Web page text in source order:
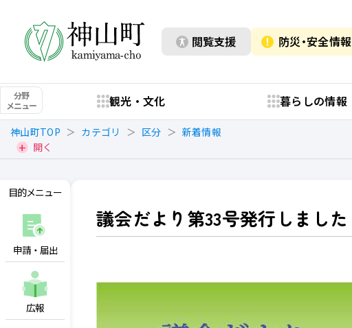
閲覧支援 防災・安全情報
分野
メニュー
観光・文化 暮らしの情報
神山町TOP カテゴリ 区分
新着情報
開く
目的メニュー
申請・届出
広報
議会だより第33号発行しました